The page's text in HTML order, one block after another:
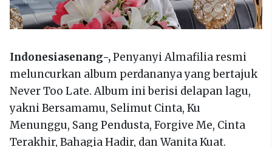
Indonesiasenang-,Penyanyi Almafilia resmi
meluncurkan album perdananya yang bertajuk
Never Too Late. Album ini berisi delapan lagu,
yakni Bersamamu, Selimut Cinta, Ku
Menunggu, Sang Pendusta, Forgive Me, Cinta
Terakhir, Bahagia Hadir, dan Wanita Kuat.